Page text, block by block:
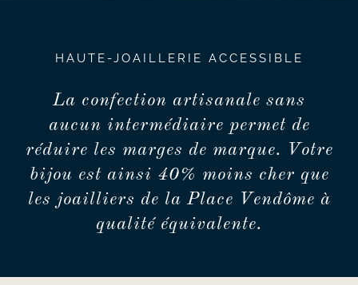
HAUTE-JOAILLERIE ACCESSIBLE
La confection artisanale sans
aucun intermédiaire permet de
réduire les marges de marque. Votre
bijou est ainsi 40% moins cher que
les joailliers de la Place Vendôme à
qualité équivalente.